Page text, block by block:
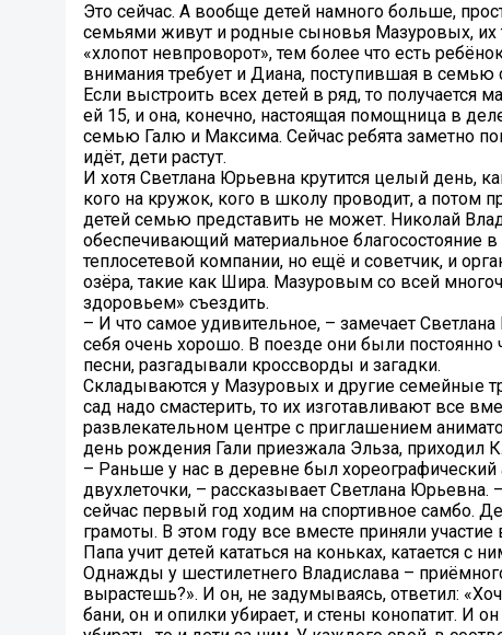
Это сейчас. А вообще детей намного больше,
семьями живут и родные сыновья Мазуровых,
«хлопот невпроворот», тем более что есть
внимания требует и Диана, поступившая в
Если выстроить всех детей в ряд, то получается
ей 15, и она, конечно, настоящая помощница в
семью Галю и Максима. Сейчас ребята заметно
идёт, дети растут.
И хотя Светлана Юрьевна крутится целый день,
кого на кружок, кого в школу проводит, а потом
детей семью представить не может. Николай
обеспечивающий материальное
теплосетевой компании, но ещё и советчик, и
озёра, такие как Шира. Мазуровым со всей
здоровьем» съездить.
– И что самое удивительное, – замечает
себя очень хорошо. В поезде они были
песни, разгадывали кроссворды и загадки.
Складываются у Мазуровых и другие семейные
сад надо смастерить, то их изготавливают все
развлекательном центре с приглашением
день рождения Гали приезжала Эльза, приходил
– Раньше у нас в деревне был
двухлеточки, – рассказывает Светлана Юрьевна.
сейчас первый год ходим на спортивное самбо.
грамоты. В этом году все вместе приняли
Папа учит детей кататься на коньках, катается
Однажды у шестилетнего Владислава –
вырастешь?». И он, не задумываясь, ответил:
бани, он и опилки убирает, и стены конопатит. И